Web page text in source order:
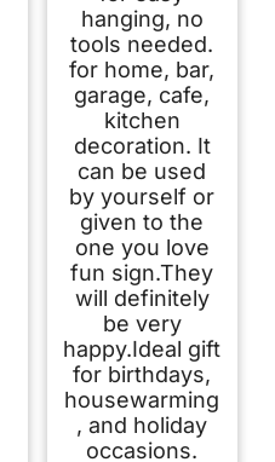
hanging, no
tools needed.
for home, bar,
garage, cafe,
kitchen
decoration. It
can be used
by yourself or
given to the
one you love
fun sign.They
will definitely
be very
happy.Ideal gift
for birthdays,
housewarming
, and holiday
occasions.